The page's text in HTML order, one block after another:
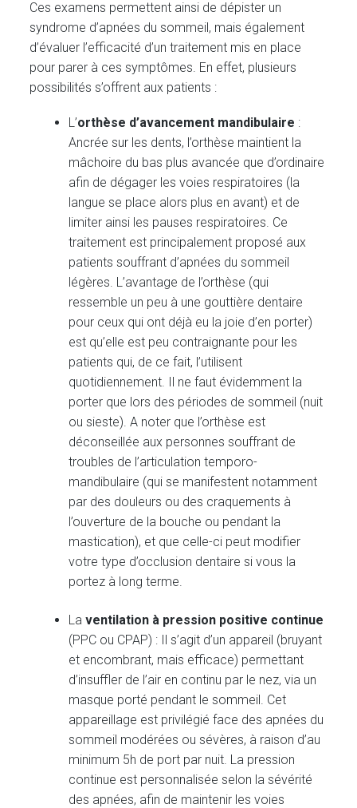
Ces examens permettent ainsi de dépister un
syndrome d’apnées du sommeil, mais également
d’évaluer l’efficacité d’un traitement mis en place
pour parer à ces symptômes. En effet, plusieurs
possibilités s’offrent aux patients :
L’orthèse d’avancement mandibulaire :
Ancrée sur les dents, l’orthèse maintient la
mâchoire du bas plus avancée que d’ordinaire
afin de dégager les voies respiratoires (la
langue se place alors plus en avant) et de
limiter ainsi les pauses respiratoires. Ce
traitement est principalement proposé aux
patients souffrant d’apnées du sommeil
légères. L’avantage de l’orthèse (qui
ressemble un peu à une gouttière dentaire
pour ceux qui ont déjà eu la joie d’en porter)
est qu’elle est peu contraignante pour les
patients qui, de ce fait, l’utilisent
quotidiennement. Il ne faut évidemment la
porter que lors des périodes de sommeil (nuit
ou sieste). A noter que l’orthèse est
déconseillée aux personnes souffrant de
troubles de l’articulation temporo-
mandibulaire (qui se manifestent notamment
par des douleurs ou des craquements à
l’ouverture de la bouche ou pendant la
mastication), et que celle-ci peut modifier
votre type d’occlusion dentaire si vous la
portez à long terme.
Laventilation à pression positive continue
(PPC ou CPAP) : Il s’agit d’un appareil (bruyant
et encombrant, mais efficace) permettant
d’insuffler de l’air en continu par le nez, via un
masque porté pendant le sommeil. Cet
appareillage est privilégié face des apnées du
sommeil modérées ou sévères, à raison d’au
minimum 5h de port par nuit. La pression
continue est personnalisée selon la sévérité
des apnées, afin de maintenir les voies